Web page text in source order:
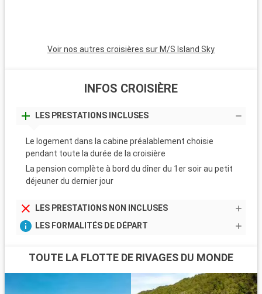
Voir nos autres croisières sur M/S Island Sky
INFOS CROISIÈRE
LES PRESTATIONS INCLUSES
Le logement dans la cabine préalablement choisie
pendant toute la durée de la croisière
La pension complète à bord du dîner du 1er soir au petit
déjeuner du dernier jour
LES PRESTATIONS NON INCLUSES
LES FORMALITÉS DE DÉPART
TOUTE LA FLOTTE DE RIVAGES DU MONDE